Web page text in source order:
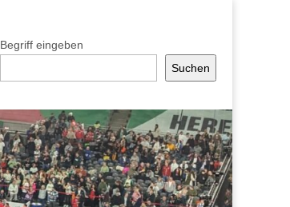
Begriff eingeben
Suchen